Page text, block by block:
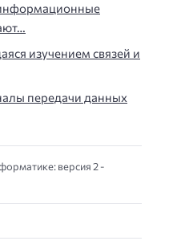
изучением связей и
передачи данных
версия 2 -